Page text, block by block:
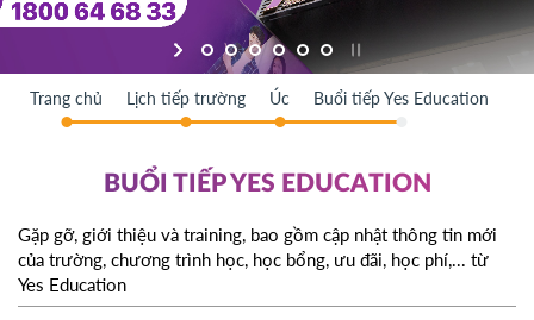
Trang chủ Lịch tiếp trường Úc Buổi tiếp Yes Education
BUỔI TIẾP YES EDUCATION
Gặp gỡ, giới thiệu và training, bao gồm cập nhật thông tin mới
của trường, chương trình học, học bổng, ưu đãi, học phí,... từ
Yes Education